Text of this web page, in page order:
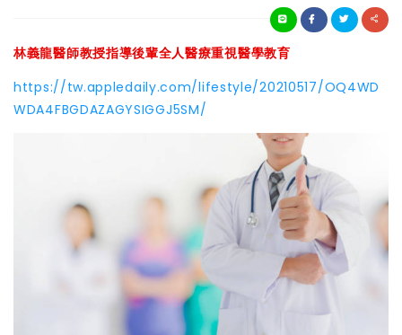
林義龍醫師教授指導後輩全人醫療重視醫學教育
https://tw.appledaily.com/lifestyle/20210517/OQ4WD
WDA4FBGDAZAGYSIGGJ5SM/